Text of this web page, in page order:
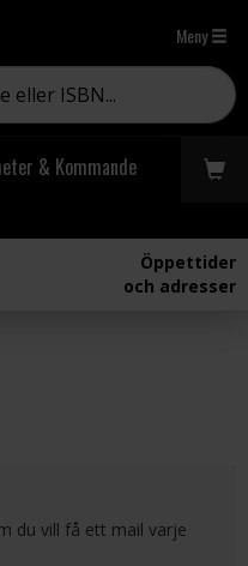
Meny
& Kommande
Öppettider
och adresser
du vill få ett mail varje